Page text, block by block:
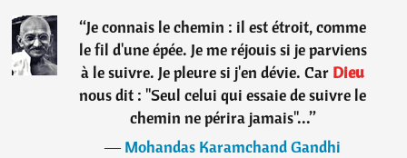
“Je connais le chemin : il est étroit, comme
le fil d'une épée. Je me réjouis si je parviens
à le suivre. Je pleure si j'en dévie. Car Dieu
nous dit : "Seul celui qui essaie de suivre le
chemin ne périra jamais"...”
―Mohandas Karamchand Gandhi